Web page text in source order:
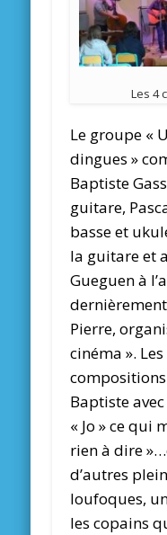
Les 4
Le groupe «
dingues »
Baptiste
guitare,
basse et
la guitare et
Gueguen à
Pierre,
cinéma ».
Baptiste
« Jo » ce qui
rien à dire
d’autres
loufoques,
les copains